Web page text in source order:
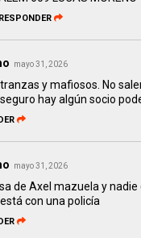
RESPONDER
mayo 31, 2026
y mafiosos. No
hay algún socio
mayo 31, 2026
de Axel mazuela y
con una policía